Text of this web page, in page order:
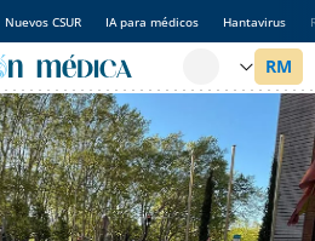
Nuevos CSUR IA para médicos Hantavirus